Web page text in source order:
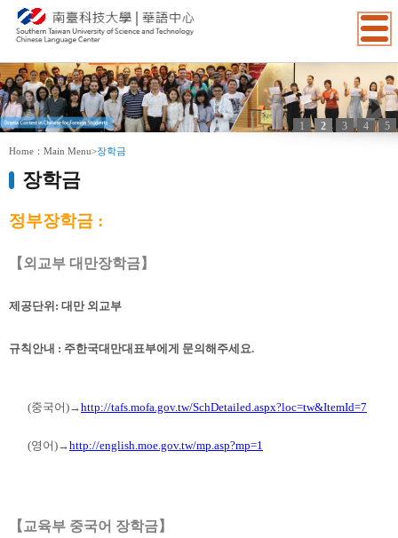
1 2 3 4
5
:::
Home： Main Menu>장학금
장학금
정부장학금 :
【외교부 대만장학금】
제공단위: 대만 외교부
규칙안내 : 주한국대만대표부에게 문의해주세요.
(중국어)→http://tafs.mofa.gov.tw/SchDetailed.aspx?loc=tw&ItemId=7
(영어)→http://english.moe.gov.tw/mp.asp?mp=1
【 교육부 중국어 장학금】